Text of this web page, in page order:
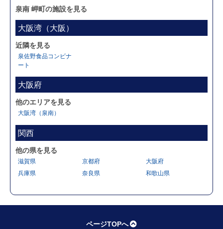
泉南 岬町の施設を見る
大阪湾（大阪）
近隣を見る
泉佐野食品コンビナ
ート
大阪府
他のエリアを見る
大阪湾（泉南）
関西
他の県を見る
滋賀県 京都府
大阪府
兵庫県
奈良県 和歌山県
ページTOPへ